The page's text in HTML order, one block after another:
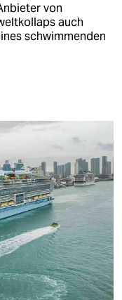
von
auch
schwimmenden